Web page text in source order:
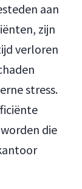
aan
zijn
verloren
stress.
die